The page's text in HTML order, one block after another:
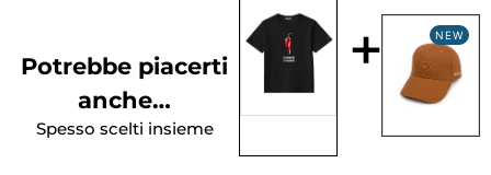
Potrebbe piacerti
anche…
Spesso scelti insieme
+ NEW